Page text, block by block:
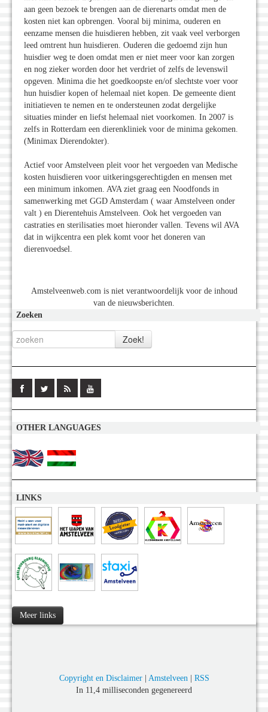
aan geen bezoek te brengen aan de dierenarts omdat men de
kosten niet kan opbrengen. Vooral bij minima, ouderen en
eenzame mensen die huisdieren hebben, zit vaak veel verborgen
leed omtrent hun huisdieren. Ouderen die gedoemd zijn hun
huisdier weg te doen omdat men er niet meer voor kan zorgen
en nog zieker worden door het verdriet of zelfs de levenswil
opgeven. Minima die het goedkoopste en/of slechtste voer voor
hun huisdier kopen of helemaal niet kopen. De gemeente dient
initiatieven te nemen en te ondersteunen zodat dergelijke
situaties minder en liefst helemaal niet voorkomen. In 2007 is
zelfs in Rotterdam een dierenkliniek voor de minima gekomen.
(Minimax Dierendokter).
Actief voor Amstelveen pleit voor het vergoeden van Medische
kosten huisdieren voor uitkeringsgerechtigden en mensen met
een minimum inkomen. AVA ziet graag een Noodfonds in
samenwerking met GGD Amsterdam ( waar Amstelveen onder
valt ) en Dierentehuis Amstelveen. Ook het vergoeden van
castraties en sterilisaties moet hieronder vallen. Tevens wil AVA
dat in wijkcentra een plek komt voor het doneren van
dierenvoedsel.
Amstelveenweb.com is niet verantwoordelijk voor de inhoud
van de nieuwsberichten.
Zoeken
OTHER LANGUAGES
LINKS
Meer links
Copyright en Disclaimer| Amstelveen | RSS
In 11,4 milliseconden gegenereerd